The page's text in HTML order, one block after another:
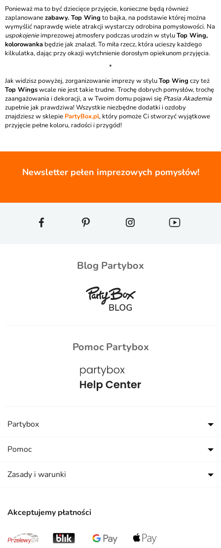
Ponieważ ma to być dziecięce przyjęcie, konieczne będą również
zaplanowanezabawy. Top Wing to bajka, na podstawie której można
wymyślić naprawdę wiele atrakcji wystarczy odrobina pomysłowości. Na
uspokojenieimprezowej atmosfery podczas urodzin w styluTop Wing,
kolorowanka będzie jak znalazł. To miła rzecz, która ucieszy każdego
kilkulatka, dając przy okazji wytchnienie dorosłym opiekunom przyjęcia.
*
Jak widzisz powyżej, zorganizowanie imprezy w styluTop Wing czy też
Top Wingswcale nie jest takie trudne. Trochę dobrych pomysłów, trochę
zaangażowania i dekoracji, a w Twoim domu pojawi się Ptasia Akademia
zupełnie jak prawdziwa! Wszystkie niezbędne dodatki i ozdoby
znajdziesz w sklepie PartyBox.pl, który pomoże Ci stworzyć wyjątkowe
przyjęcie pełne koloru, radości i przygód!
Newsletter pełen imprezowych pomysłów!
Blog Partybox
Pomoc Partybox
Akceptujemy płatności
Partybox
Pomoc
Zasady i warunki